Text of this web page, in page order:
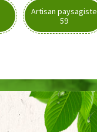
Artisan paysagiste
59